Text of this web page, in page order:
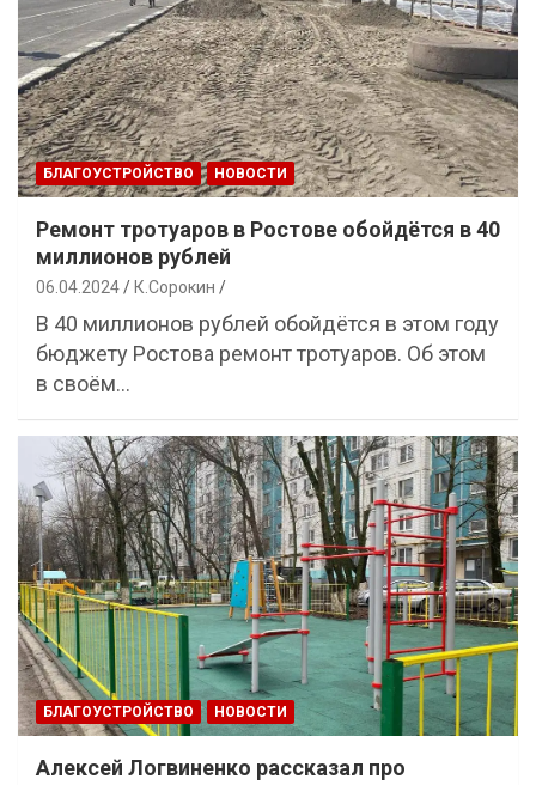
БЛАГОУСТРОЙСТВО НОВОСТИ
Ремонт тротуаров в Ростове обойдётся в 40
миллионов рублей
06.04.2024 К.Сорокин
В 40 миллионов рублей обойдётся в этом году
бюджету Ростова ремонт тротуаров. Об этом
в своём…
БЛАГОУСТРОЙСТВО НОВОСТИ
Алексей Логвиненко рассказал про